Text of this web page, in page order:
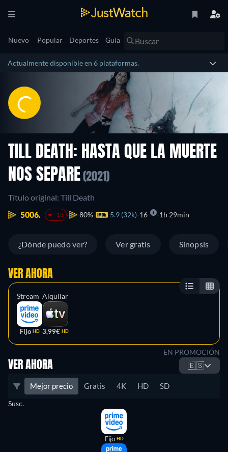
Nuevo Popular Deportes Guía
Actualmente disponible en 6 plataformas.
TILL DEATH: HASTA QUE LA MUERTE
NOS SEPARE (2021)
Título original: Till Death
5006.
-13 80% 5.9 (32k) 16 1h 29min
¿Dónde puedo ver? Ver gratis Sinopsis
VER AHORA
Stream
Fijo HD
Alquilar
3,99€ HD
EN PROMOCIÓN
VER AHORA 🇪🇸
Mejor precio Gratis 4K HD SD
Susc.
Fijo HD